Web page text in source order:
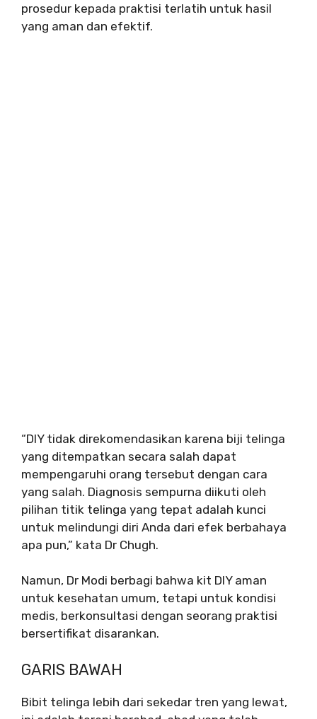
prosedur kepada praktisi terlatih untuk hasil
yang aman dan efektif.
“DIY tidak direkomendasikan karena biji telinga
yang ditempatkan secara salah dapat
mempengaruhi orang tersebut dengan cara
yang salah. Diagnosis sempurna diikuti oleh
pilihan titik telinga yang tepat adalah kunci
untuk melindungi diri Anda dari efek berbahaya
apa pun,” kata Dr Chugh.
Namun, Dr Modi berbagi bahwa kit DIY aman
untuk kesehatan umum, tetapi untuk kondisi
medis, berkonsultasi dengan seorang praktisi
bersertifikat disarankan.
GARIS BAWAH
Bibit telinga lebih dari sekedar tren yang lewat,